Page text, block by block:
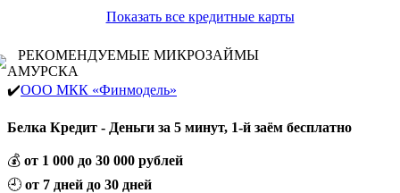
Показать все кредитные карты
РЕКОМЕНДУЕМЫЕ МИКРОЗАЙМЫ
АМУРСКА
✔️ООО МКК «Финмодель»
Белка Кредит - Деньги за 5 минут, 1-й заём бесплатно
💰 от 1 000 до 30 000 рублей
🕘 от 7 дней до 30 дней